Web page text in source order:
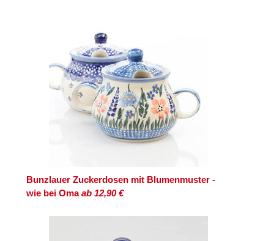
Bunzlauer Zuckerdosen mit Blumenmuster -
wie bei Omaab 12,90 €